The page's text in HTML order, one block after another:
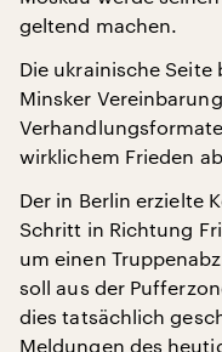
geltend machen.
Die ukrainische
Minsker
wirklichem Frieden
Der in Berlin erzielte
Schritt in Richtung
um einen
soll aus der
dies tatsächlich
Meldungen des